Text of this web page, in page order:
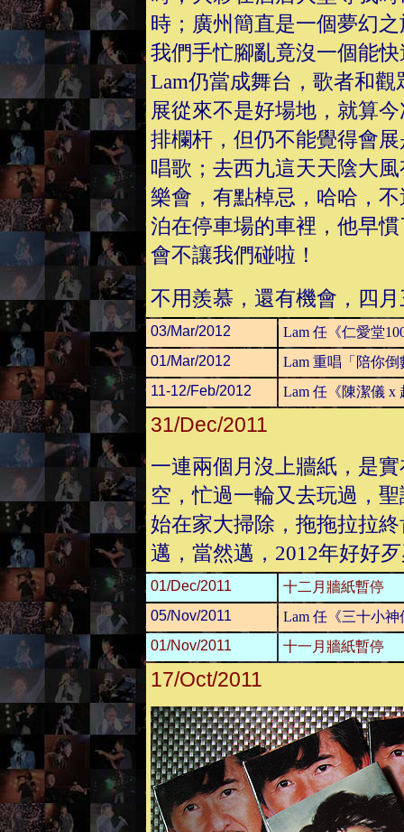
時；廣州簡直是一個夢幻
我們手忙腳亂竟沒一個能
Lam仍當成舞台，歌者和
展從來不是好場地，就算
排欄杆，但仍不能覺得會
唱歌；去西九這天天陰大
樂會，有點棹忌，哈哈，
泊在停車場的車裡，他早
會不讓我們碰啦！
不用羨慕，還有機會，四
03/Mar/2012
Lam 任《仁愛堂
01/Mar/2012
Lam 重唱「陪你
11-12/Feb/2012
Lam 任《陳潔儀 x
31/Dec/2011
一連兩個月沒上牆紙，是
空，忙過一輪又去玩過，
始在家大掃除，拖拖拉拉
邁，當然邁，2012年好好
01/Dec/2011
十二月牆紙暫停
05/Nov/2011
Lam 任《三十小
01/Nov/2011
十一月牆紙暫停
17/Oct/2011